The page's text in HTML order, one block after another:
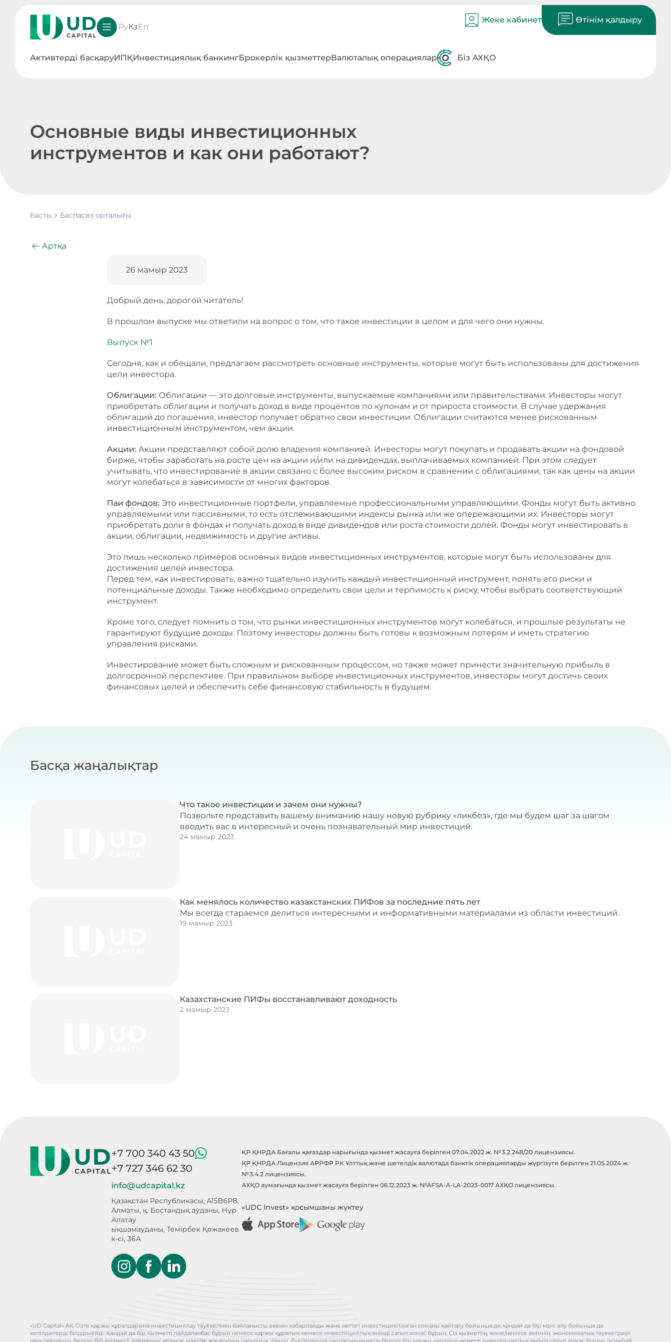
РуКзEn
Жеке кабинет Өтінім қалдыру
Активтерді басқаруИПҚИнвестициялық банкингБрокерлік қызметтерВалюталық операциялар Біз АХҚО
Основные виды инвестиционных
инструментов и как они работают?
Басты Баспасөз орталығы
Артқа
26 мамыр 2023
Добрый день, дорогой читатель!
В прошлом выпуске мы ответили на вопрос о том, что такое инвестиции в целом и для чего они нужны.
Выпуск №1
Сегодня, как и обещали, предлагаем рассмотреть основные инструменты, которые могут быть использованы для достижения
цели инвестора.
Облигации: Облигации — это долговые инструменты, выпускаемые компаниями или правительствами. Инвесторы могут
приобретать облигации и получать доход в виде процентов по купонам и от прироста стоимости. В случае удержания
облигаций до погашения, инвестор получает обратно свои инвестиции. Облигации считаются менее рискованным
инвестиционным инструментом, чем акции.
Акции: Акции представляют собой долю владения компанией. Инвесторы могут покупать и продавать акции на фондовой
бирже, чтобы заработать на росте цен на акции и/или на дивидендах, выплачиваемых компанией. При этом следует
учитывать, что инвестирование в акции связано с более высоким риском в сравнении с облигациями, так как цены на акции
могут колебаться в зависимости от многих факторов.
Паи фондов: Это инвестиционные портфели, управляемые профессиональными управляющими. Фонды могут быть активно
управляемыми или пассивными, то есть отслеживающими индексы рынка или же опережающими их. Инвесторы могут
приобретать доли в фондах и получать доход в виде дивидендов или роста стоимости долей. Фонды могут инвестировать в
акции, облигации, недвижимость и другие активы.
Это лишь несколько примеров основных видов инвестиционных инструментов, которые могут быть использованы для
достижения целей инвестора.
Перед тем, как инвестировать, важно тщательно изучить каждый инвестиционный инструмент, понять его риски и
потенциальные доходы. Также необходимо определить свои цели и терпимость к риску, чтобы выбрать соответствующий
инструмент.
Кроме того, следует помнить о том, что рынки инвестиционных инструментов могут колебаться, и прошлые результаты не
гарантируют будущие доходы. Поэтому инвесторы должны быть готовы к возможным потерям и иметь стратегию
управления рисками.
Инвестирование может быть сложным и рискованным процессом, но также может принести значительную прибыль в
долгосрочной перспективе. При правильном выборе инвестиционных инструментов, инвесторы могут достичь своих
финансовых целей и обеспечить себе финансовую стабильность в будущем.
Басқа жаңалықтар
Что такое инвестиции и зачем они нужны?
Позвольте представить вашему вниманию нашу новую рубрику «ликбез», где мы будем шаг за шагом
вводить вас в интересный и очень познавательный мир инвестиций.
24 мамыр 2023
Как менялось количество казахстанских ПИФов за последние пять лет
Мы всегда стараемся делиться интересными и информативными материалами из области инвестиций.
19 мамыр 2023
Казахстанские ПИФы восстанавливают доходность
2 мамыр 2023
+7 700 340 43 50
+7 727 346 62 30
info@udcapital.kz
Қазақстан Республикасы, A15B6P8,
Алматы, қ. Бостандық ауданы, Нұр
Алатау
ықшамауданы, Темірбек Қожакеев
к-сі, 36А
ҚР ҚНРДА Бағалы қағаздар нарығында қызмет жасауға берілген 07.04.2022 ж. № 3.2.248/20 лицензиясы.
ҚР ҚНРДА Лицензия АРРФР РК Ұлттық және шетелдік валютада банктік операцияларды жүргізуге берілген 21.05.2024 ж.
№ 3.4.2 лицензиясы.
АХҚО аумағында қызмет жасауға берілген 06.12.2023 ж. №AFSA-A-LA-2023-0017 АХҚО лицензиясы.
«UDC Invest» қосымшаны жүктеу
«UD Capital» АҚ Сізге қаржы құралдарына инвестициялау тәуекелмен байланысты екенін хабарлайды және негізгі инвестицияланған соманы қайтару бойынша да, қандай да бір кіріс алу бойынша да
кепілдіктерді білдірмейді. Қандай да бір қызметті пайдаланбас бұрын немесе қаржы құралын немесе инвестициялық өнімді сатып алмас бұрын, Сіз қызметтің және/немесе өнімнің экономикалық тәуекелдері
мен пайдасын, белгілі бір қызметті пайдалану кезінде мәміле жасасудың салықтық, заңды, бухгалтерлік салдарын немесе белгілі бір қаржы құралын немесе инвестициялық өнімді сатып алмас бұрын, осындай